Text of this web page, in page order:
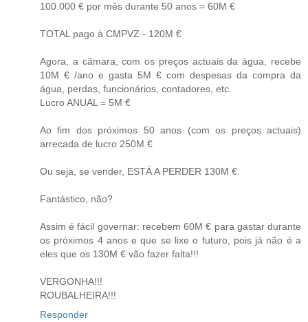
100.000 € por mês durante 50 anos = 60M €
TOTAL pago à CMPVZ - 120M €
Agora, a câmara, com os preços actuais da água, recebe
10M € /ano e gasta 5M € com despesas da compra da
água, perdas, funcionários, contadores, etc.
Lucro ANUAL = 5M €
Ao fim dos próximos 50 anos (com os preços actuais)
arrecada de lucro 250M €
Ou seja, se vender, ESTÁ A PERDER 130M €.
Fantástico, não?
Assim é fácil governar: recebem 60M € para gastar durante
os próximos 4 anos e que se lixe o futuro, pois já não é a
eles que os 130M € vão fazer falta!!!
VERGONHA!!!
ROUBALHEIRA!!!
Responder